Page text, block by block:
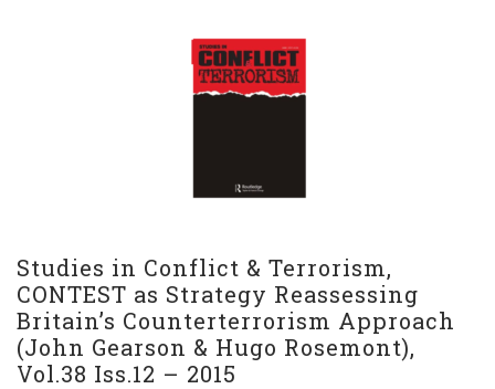
Studies in Conflict & Terrorism,
CONTEST as Strategy Reassessing
Britain’s Counterterrorism Approach
(John Gearson & Hugo Rosemont),
Vol.38 Iss.12 – 2015